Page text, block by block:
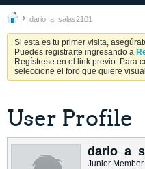
dario_a_salas2101
Si esta es tu primer visita,
Puedes registrarte ingresando a
Regístrese en el link previo. Para
seleccione el foro que quiere
User Profile
Junior Member